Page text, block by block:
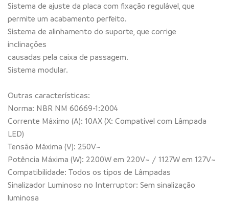
Sistema de ajuste da placa com fixação regulável, que
permite um acabamento perfeito.
Sistema de alinhamento do suporte, que corrige
inclinações
causadas pela caixa de passagem.
Sistema modular.
Outras características:
Norma: NBR NM 60669-1:2004
Corrente Máximo (A): 10AX (X: Compatível com Lâmpada
LED)
Tensão Máxima (V): 250V~
Potência Máxima (W): 2200W em 220V~ / 1127W em 127V~
Compatibilidade: Todos os tipos de Lâmpadas
Sinalizador Luminoso no Interruptor: Sem sinalização
luminosa